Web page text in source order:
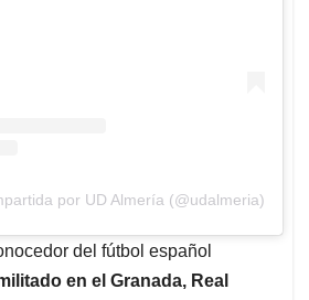
por UD Almería (@udalmeria)
del fútbol español
en el Granada, Real